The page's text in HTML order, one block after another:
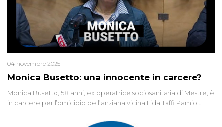
Monica Busetto: una innocente in carcere?
04 novembre 2025
Monica Busetto, 58 anni, ex operatrice sociosanitaria di Mestre, è
in carcere per l’omicidio dell’anziana vicina Lida Taffi Pamio,
minuscola su una collanina, Monica si proclama innocente. Nel